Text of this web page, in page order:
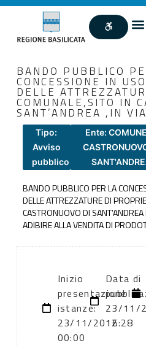
BANDO PUBBLICO
CONCESSIONE IN
DELLE
COMUNALE,SITO IN
SANT’ANDREA ,IN
Tipo:
Avviso
pubblico
Ente:
BANDO PUBBLICO PER LA
DELLE ATTREZZATURE DI
CASTRONUOVO DI SANT’ANDREA
ADIBIRE ALLA VENDITA DI
Inizio
presentazione
istanze:
23/11/2016
00:00
Data di
23/11/
12:28